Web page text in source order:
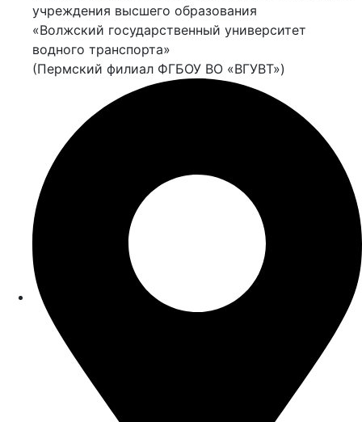
учреждения высшего образования
«Волжский государственный университет
водного транспорта»
(Пермский филиал ФГБОУ ВО «ВГУВТ»)